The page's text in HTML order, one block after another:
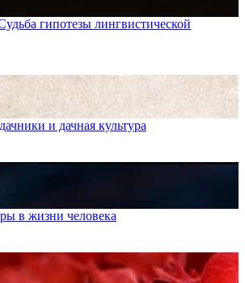
гипотезы лингвистической
и дачная культура
в жизни человека